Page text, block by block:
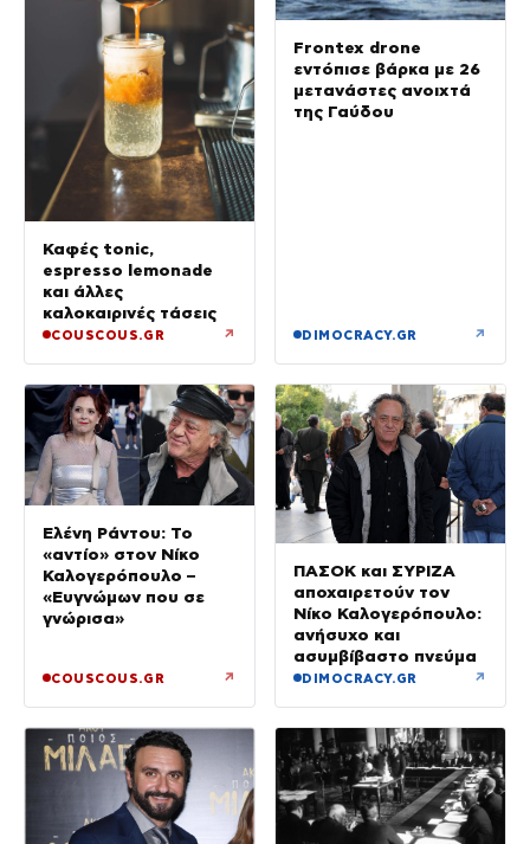
Καφές tonic,
espresso lemonade
και άλλες
καλοκαιρινές τάσεις
COUSCOUS.GR ↗
Frontex drone
εντόπισε βάρκα με 26
μετανάστες ανοιχτά
της Γαύδου
DIMOCRACY.GR ↗
Ελένη Ράντου: Το
«αντίο» στον Νίκο
Καλογερόπουλο –
«Ευγνώμων που σε
γνώρισα»
COUSCOUS.GR ↗
ΠΑΣΟΚ και ΣΥΡΙΖΑ
αποχαιρετούν τον
Νίκο Καλογερόπουλο:
ανήσυχο και
ασυμβίβαστο πνεύμα
DIMOCRACY.GR ↗